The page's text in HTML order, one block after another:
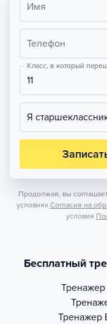
Имя
Телефон
Класс, в который
11
Я
Продолжая, вы
условиях Согласия на
условия
Бесплатный
Тренажер
Тренажер